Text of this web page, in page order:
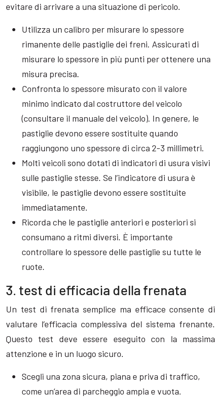
evitare di arrivare a una situazione di pericolo.
Utilizza un calibro per misurare lo spessore
rimanente delle pastiglie dei freni. Assicurati di
misurare lo spessore in più punti per ottenere una
misura precisa.
Confronta lo spessore misurato con il valore
minimo indicato dal costruttore del veicolo
(consultare il manuale del veicolo). In genere, le
pastiglie devono essere sostituite quando
raggiungono uno spessore di circa 2-3 millimetri.
Molti veicoli sono dotati di indicatori di usura visivi
sulle pastiglie stesse. Se l’indicatore di usura è
visibile, le pastiglie devono essere sostituite
immediatamente.
Ricorda che le pastiglie anteriori e posteriori si
consumano a ritmi diversi. È importante
controllare lo spessore delle pastiglie su tutte le
ruote.
3. test di efficacia della frenata
Un test di frenata semplice ma efficace consente di
valutare l’efficacia complessiva del sistema frenante.
Questo test deve essere eseguito con la massima
attenzione e in un luogo sicuro.
Scegli una zona sicura, piana e priva di traffico,
come un’area di parcheggio ampia e vuota.